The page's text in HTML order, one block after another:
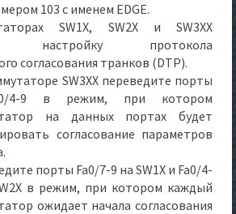
103 с именем EDGE.
SW1X, SW2X и SW3XX
настройку протокола
согласования транков (DTP).
SW3XX переведите порты
4-9 в режим, при котором
на данных портах будет
согласование параметров
порты Fa0/7-9 на SW1X и Fa0/4-
в режим, при котором каждый
ожидает начала согласования